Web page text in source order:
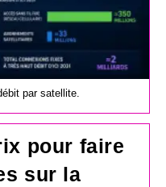
par satellite.
pour faire
sur la